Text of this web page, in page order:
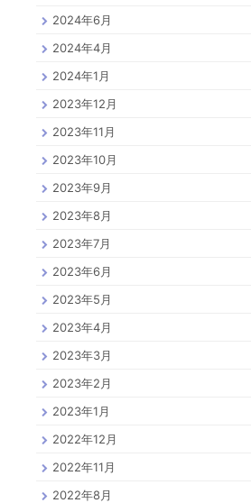
2024年6月
2024年4月
2024年1月
2023年12月
2023年11月
2023年10月
2023年9月
2023年8月
2023年7月
2023年6月
2023年5月
2023年4月
2023年3月
2023年2月
2023年1月
2022年12月
2022年11月
2022年8月